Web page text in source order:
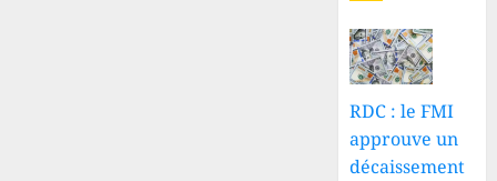
RDC : le FMI
approuve un
décaissement